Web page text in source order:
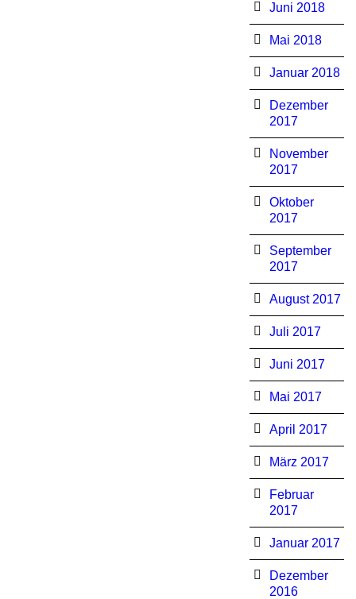
Juni 2018
Mai 2018
Januar 2018
Dezember
2017
November
2017
Oktober
2017
September
2017
August 2017
Juli 2017
Juni 2017
Mai 2017
April 2017
März 2017
Februar
2017
Januar 2017
Dezember
2016